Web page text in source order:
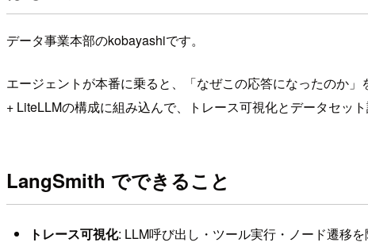
データ事業本部のkobayashiです。
エージェントが本番に乗ると、「なぜこの応答になったのか
+ LiteLLMの構成に組み込んで、トレース可視化とデータセッ
LangSmith でできること
トレース可視化: LLM呼び出し・ツール実行・ノード遷移